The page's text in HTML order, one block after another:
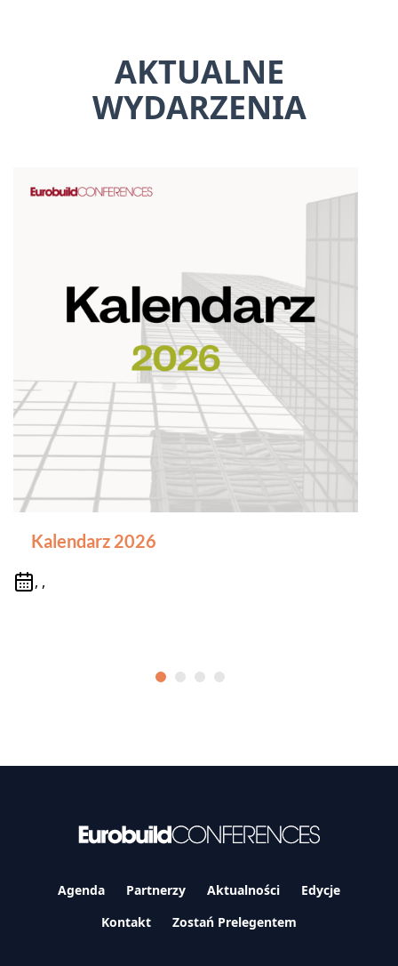
AKTUALNE
WYDARZENIA
Kalendarz 2026
, ,
Agenda Partnerzy Aktualności
Edycje
Kontakt
Zostań Prelegentem